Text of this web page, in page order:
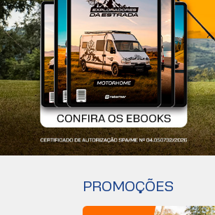
PROMOÇÕES